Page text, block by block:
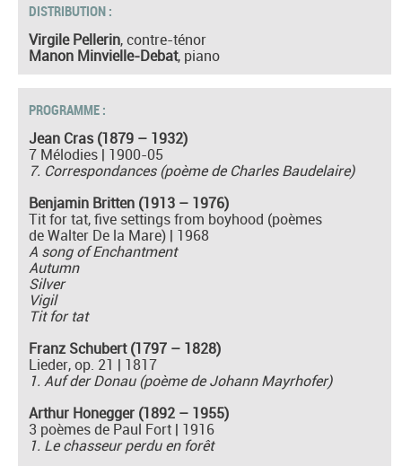
DISTRIBUTION :
Virgile Pellerin, contre-ténor
Manon Minvielle-Debat, piano
PROGRAMME :
Jean Cras (1879 – 1932)
7 Mélodies | 1900-05
7. Correspondances (poème de Charles Baudelaire)
Benjamin Britten (1913 – 1976)
Tit for tat, five settings from boyhood (poèmes
de Walter De la Mare) | 1968
A song of Enchantment
Autumn
Silver
Vigil
Tit for tat
Franz Schubert (1797 – 1828)
Lieder, op. 21 | 1817
1. Auf der Donau (poème de Johann Mayrhofer)
Arthur Honegger (1892 – 1955)
3 poèmes de Paul Fort | 1916
1. Le chasseur perdu en forêt